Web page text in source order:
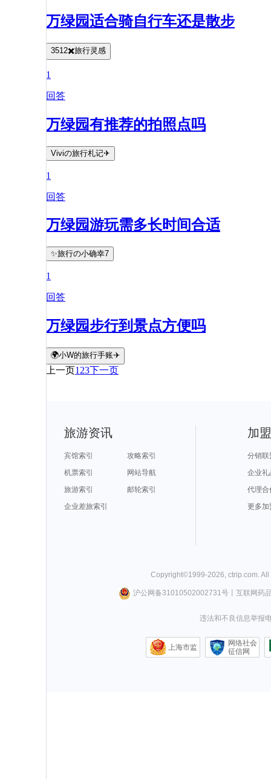
万绿园适合骑自行车还是散步
3512✖️旅行灵感
1
回答
万绿园有推荐的拍照点吗
Viviの旅行札记✈
1
回答
万绿园游玩需多长时间合适
✨旅行の小确幸7
1
回答
万绿园步行到景点方便吗
🌍小W的旅行手账✈️
上一页1 23下一页
旅游资讯
宾馆索引
攻略索引
机票索引
网站导航
旅游索引
邮轮索引
企业差旅索引
加
分销联
企业礼
代理合
更多加
Copyright©1999-2026, ctrip.com.
沪公网备31010502002731号丨 互联网药
违法和不良信息举报
上海市监
网络社会
征信网